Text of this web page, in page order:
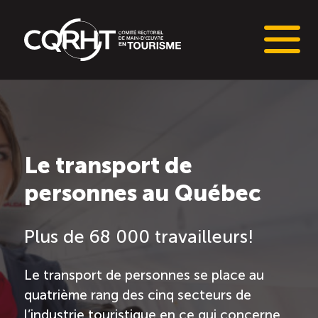
Tableaux de bord de l’industrie touristique
Le pôle IMT
Répertoire des publications
Le transport de
personnes au Québec
Plus de 68 000 travailleurs!
Le transport de personnes se place au
quatrième rang des cinq secteurs de